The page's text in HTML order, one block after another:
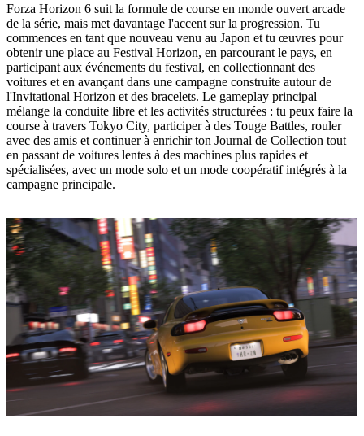
Forza Horizon 6 suit la formule de course en monde ouvert arcade
de la série, mais met davantage l'accent sur la progression. Tu
commences en tant que nouveau venu au Japon et tu œuvres pour
obtenir une place au Festival Horizon, en parcourant le pays, en
participant aux événements du festival, en collectionnant des
voitures et en avançant dans une campagne construite autour de
l'Invitational Horizon et des bracelets. Le gameplay principal
mélange la conduite libre et les activités structurées : tu peux faire la
course à travers Tokyo City, participer à des Touge Battles, rouler
avec des amis et continuer à enrichir ton Journal de Collection tout
en passant de voitures lentes à des machines plus rapides et
spécialisées, avec un mode solo et un mode coopératif intégrés à la
campagne principale.